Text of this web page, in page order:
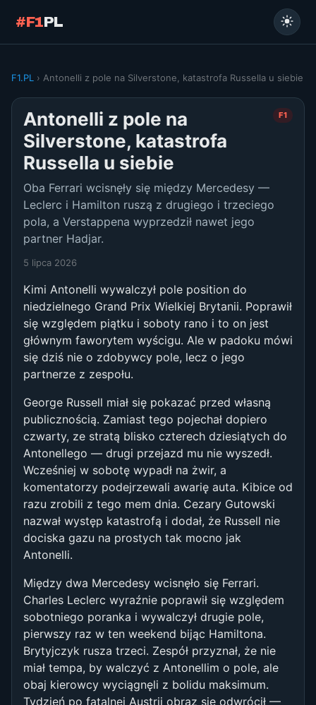
#F1PL
F1.PL › Antonelli z pole na Silverstone, katastrofa Russella u siebie
F1
Antonelli z pole na
Silverstone, katastrofa
Russella u siebie
Oba Ferrari wcisnęły się między Mercedesy —
Leclerc i Hamilton ruszą z drugiego i trzeciego
pola, a Verstappena wyprzedził nawet jego
partner Hadjar.
5 lipca 2026
Kimi Antonelli wywalczył pole position do
niedzielnego Grand Prix Wielkiej Brytanii. Poprawił
się względem piątku i soboty rano i to on jest
głównym faworytem wyścigu. Ale w padoku mówi
się dziś nie o zdobywcy pole, lecz o jego
partnerze z zespołu.
George Russell miał się pokazać przed własną
publicznością. Zamiast tego pojechał dopiero
czwarty, ze stratą blisko czterech dziesiątych do
Antonellego — drugi przejazd mu nie wyszedł.
Wcześniej w sobotę wypadł na żwir, a
komentatorzy podejrzewali awarię auta. Kibice od
razu zrobili z tego mem dnia. Cezary Gutowski
nazwał występ katastrofą i dodał, że Russell nie
dociska gazu na prostych tak mocno jak
Antonelli.
Między dwa Mercedesy wcisnęło się Ferrari.
Charles Leclerc wyraźnie poprawił się względem
sobotniego poranka i wywalczył drugie pole,
pierwszy raz w ten weekend bijąc Hamiltona.
Brytyjczyk rusza trzeci. Zespół przyznał, że nie
miał tempa, by walczyć z Antonellim o pole, ale
obaj kierowcy wyciągnęli z bolidu maksimum.
Tydzień po fatalnej Austrii obraz się odwrócił —